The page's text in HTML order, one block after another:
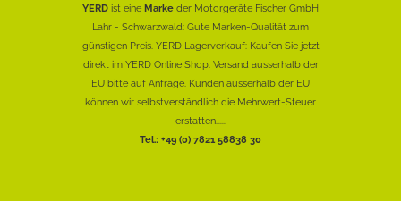
YERD ist eine Marke der Motorgeräte Fischer GmbH
Lahr - Schwarzwald: Gute Marken-Qualität zum
günstigen Preis. YERD Lagerverkauf: Kaufen Sie jetzt
direkt im YERD Online Shop. Versand ausserhalb der
EU bitte auf Anfrage. Kunden ausserhalb der EU
können wir selbstverständlich die Mehrwert-Steuer
erstatten......
Tel.: +49 (0) 7821 58838 30